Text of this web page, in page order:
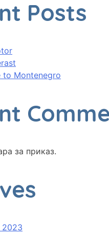
Posts
to Montenegro
за приказ.
2023